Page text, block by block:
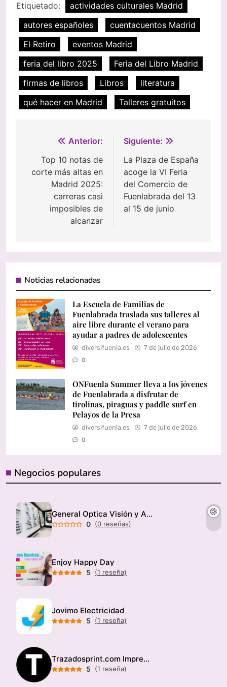
Etiquetado:
actividades culturales Madrid
autores españoles
cuentacuentos Madrid
El Retiro
eventos Madrid
feria del libro 2025
Feria del Libro Madrid
firmas de libros
Libros
literatura
qué hacer en Madrid
Talleres gratuitos
Navegación
entradas
Anterior:
Top 10 notas de
corte más altas en
Madrid 2025:
carreras casi
imposibles de
alcanzar
Siguiente:
La Plaza de España
acoge la VI Feria
del Comercio de
Fuenlabrada del 13
al 15 de junio
Noticias relacionadas
La Escuela de Familias de
Fuenlabrada traslada sus talleres al
aire libre durante el verano para
ayudar a padres de adolescentes
diversifuenla.es 7 de julio de 2026
0
ONFuenla Summer lleva a los jóvenes
de Fuenlabrada a disfrutar de
tirolinas, piraguas y paddle surf en
Pelayos de la Presa
diversifuenla.es 7 de julio de 2026
0
Negocios populares
General Optica Visión y Audición
0 (0 reseñas)
Enjoy Happy Day
5 (1 reseña)
Jovimo Electricidad
5 (1 reseña)
Trazadosprint.com Imprenta
5 (1 reseña)